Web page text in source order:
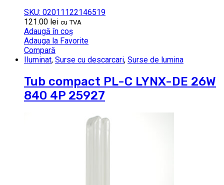
SKU: 02011122146519
121.00 lei cu TVA
Adaugă în coș
Adauga la Favorite
Compară
Iluminat, Surse cu descarcari, Surse de lumina
Tub compact PL-C LYNX-DE 26W
840 4P 25927